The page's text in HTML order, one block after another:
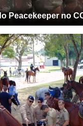
Peacekeeper no